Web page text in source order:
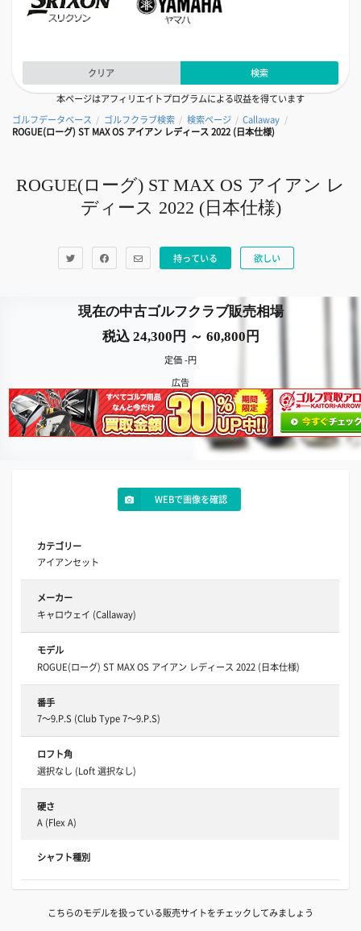
クリア
検索
本ページはアフィリエイトプログラムによる収益を得ています
ゴルフデータベース / ゴルフクラブ検索 / 検索ページ / Callaway /
ROGUE(ローグ) ST MAX OS アイアン レディース 2022 (日本仕様)
ROGUE(ローグ) ST MAX OS アイアン レ
ディース 2022 (日本仕様)
持っている 欲しい
現在の中古ゴルフクラブ販売相場
税込 24,300円 ～ 60,800円
定価 -円
広告
WEBで画像を確認
カテゴリー
アイアンセット
メーカー
キャロウェイ (Callaway)
モデル
ROGUE(ローグ) ST MAX OS アイアン レディース 2022 (日本仕様)
番手
7～9.P.S (Club Type 7～9.P.S)
ロフト角
選択なし (Loft 選択なし)
硬さ
A (Flex A)
シャフト種別
こちらのモデルを扱っている販売サイトをチェックしてみましょう